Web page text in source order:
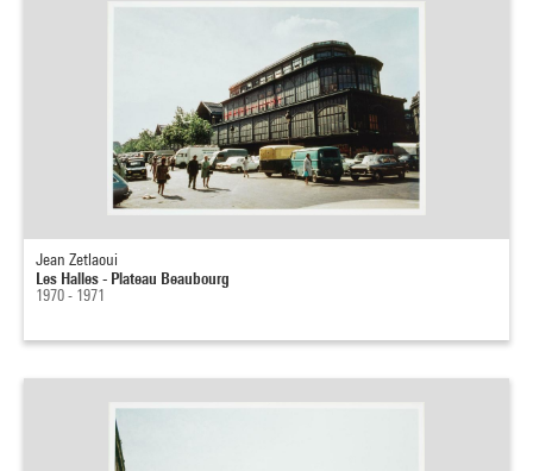
Jean Zetlaoui
Les Halles - Plateau Beaubourg
1970 - 1971